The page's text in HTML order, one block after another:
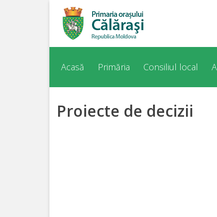
orașul
Călărași
Acasă Primăria Consiliul local
Proiecte de decizii